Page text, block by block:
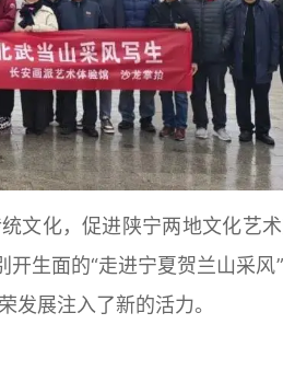
化，促进陕宁两地文化艺
生面的“走进宁夏贺兰山采风
发展注入了新的活力。